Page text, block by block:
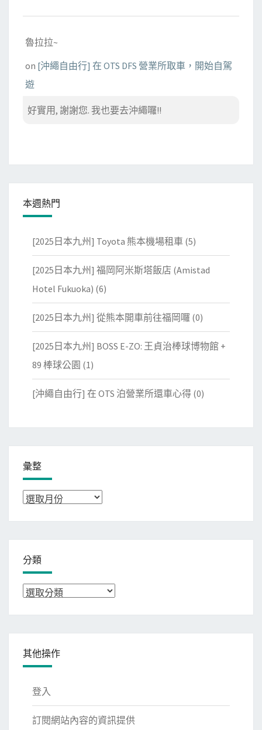
魯拉拉~
on [沖繩自由行] 在 OTS DFS 營業所取車，開始自駕
遊
好實用, 謝謝您. 我也要去沖繩囉!!
本週熱門
[2025日本九州] Toyota 熊本機場租車 (5)
[2025日本九州] 福岡阿米斯塔飯店 (Amistad
Hotel Fukuoka) (6)
[2025日本九州] 從熊本開車前往福岡囉 (0)
[2025日本九州] BOSS E-ZO: 王貞治棒球博物館 +
89 棒球公園 (1)
[沖繩自由行] 在 OTS 泊營業所還車心得 (0)
彙整
彙
分類
分
其他操作
登入
訂閱網站內容的資訊提供